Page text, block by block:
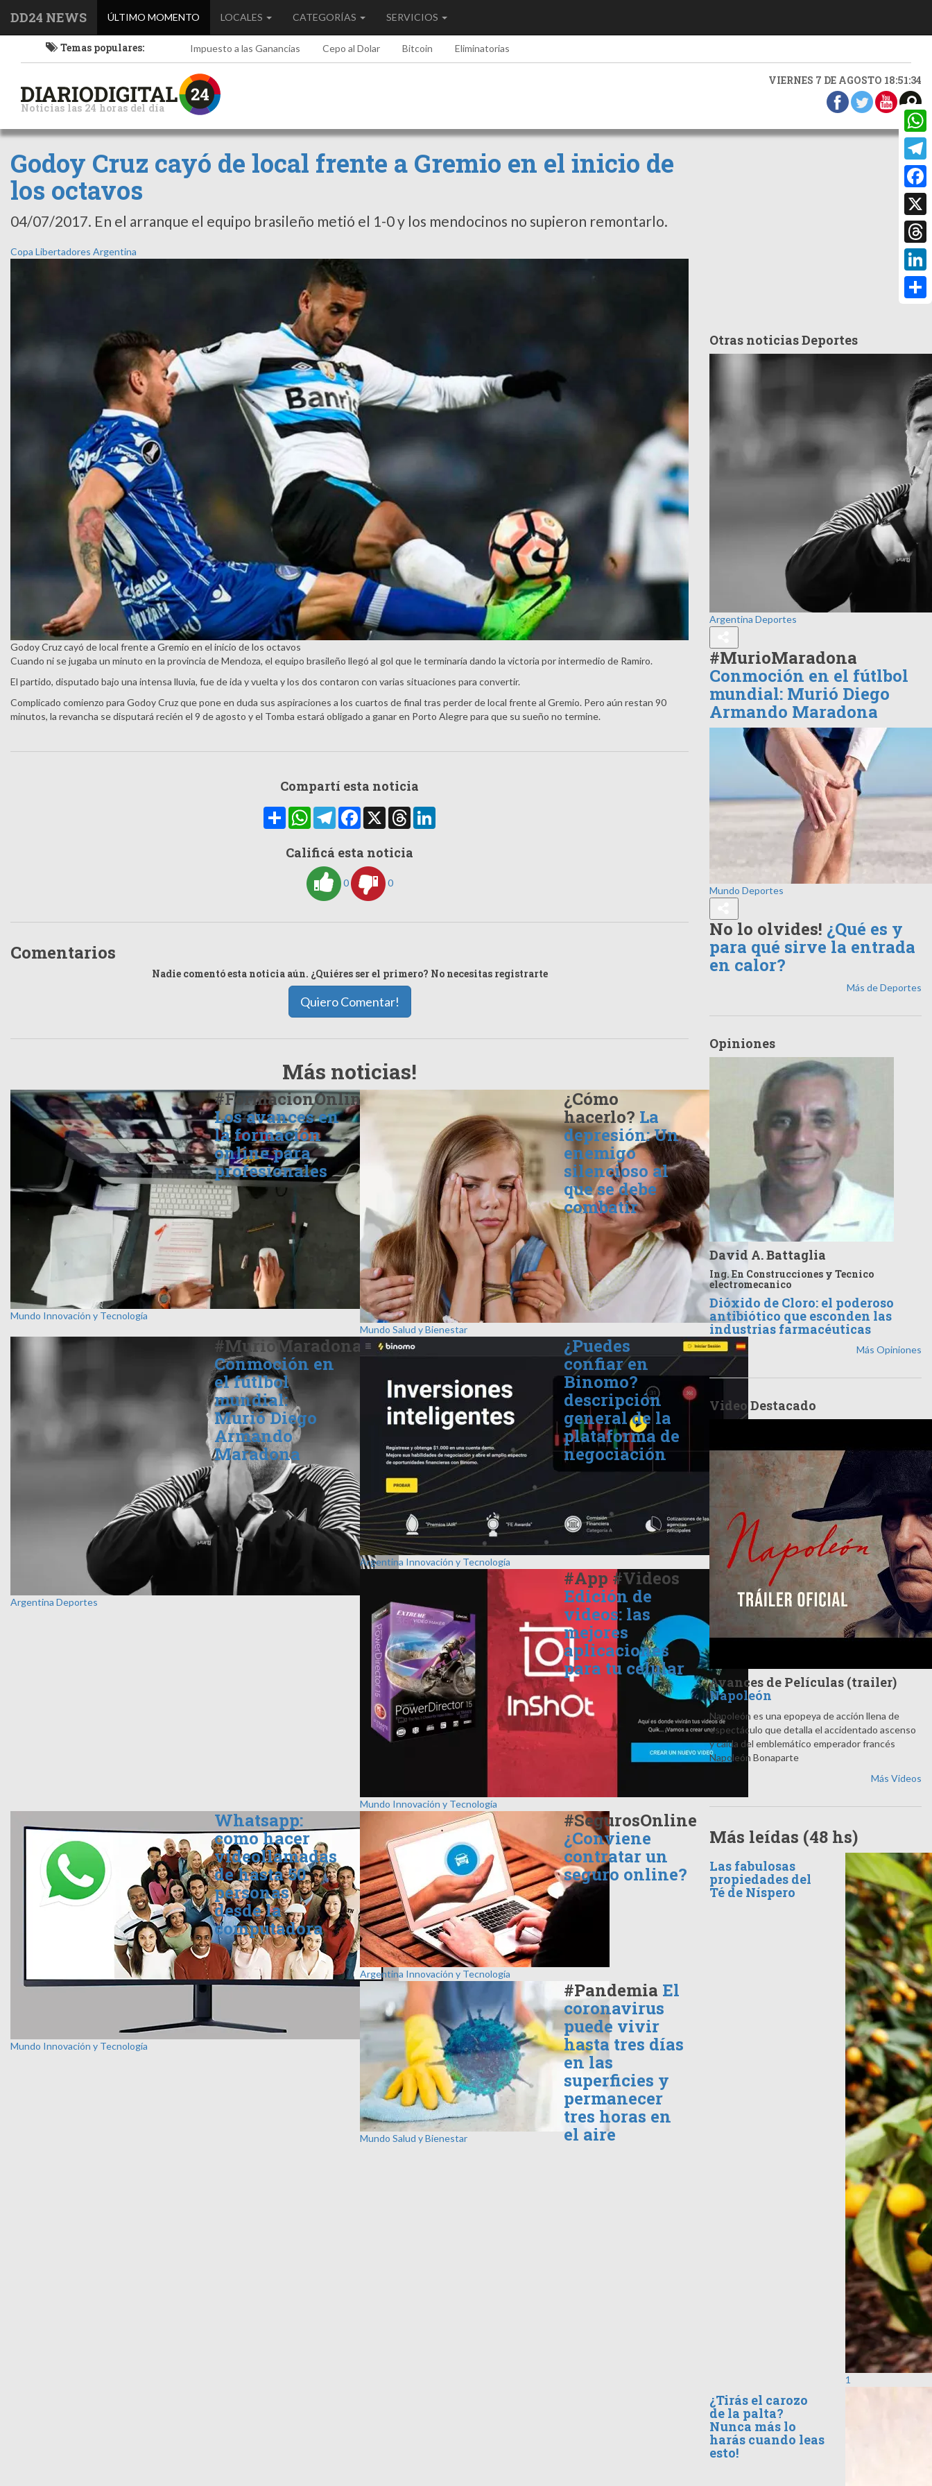
DD24 NEWS ÚLTIMO MOMENTO (current)LOCALES CATEGORÍAS SERVICIOS
Temas populares: Impuesto a las Ganancias Cepo al Dolar Bitcoin Eliminatorias
Noticias las 24 horas del día
VIERNES 7 DE AGOSTO 18:51:36
Godoy Cruz cayó de local frente a Gremio en el inicio de
los octavos
04/07/2017. En el arranque el equipo brasileño metió el 1-0 y los mendocinos no supieron remontarlo.
Copa Libertadores Argentina
Godoy Cruz cayó de local frente a Gremio en el inicio de los octavos
Cuando ni se jugaba un minuto en la provincia de Mendoza, el equipo brasileño llegó al gol que le terminaría dando la victoria por intermedio de Ramiro.
El partido, disputado bajo una intensa lluvia, fue de ida y vuelta y los dos contaron con varias situaciones para convertir.
Complicado comienzo para Godoy Cruz que pone en duda sus aspiraciones a los cuartos de final tras perder de local frente al Gremio. Pero aún restan 90
minutos, la revancha se disputará recién el 9 de agosto y el Tomba estará obligado a ganar en Porto Alegre para que su sueño no termine.
Compartí esta noticia
CompartirWhatsAppTelegramFacebook
X Threads
Calificá esta noticia
0 0
Comentarios
Nadie comentó esta noticia aún. ¿Quiéres ser el primero? No necesitas registrarte
Quiero Comentar!
Más noticias!
Mundo Innovación y Tecnología
#FormacionOnline
Los avances en
la formación
online para
profesionales
Mundo Salud y Bienestar
¿Cómo
hacerlo? La
depresión: Un
enemigo
silencioso al
que se debe
combatir
Argentina Deportes
#MurioMaradona
Conmoción en
el fútlbol
mundial:
Murió Diego
Armando
Maradona
Argentina Innovación y Tecnología
¿Puedes
confiar en
Binomo?
descripción
general de la
plataforma de
negociación
Mundo Innovación y Tecnología
#App #Videos
Edición de
videos: las
mejores
aplicaciones
para tu celular
Mundo Innovación y Tecnología
Whatsapp:
como hacer
videollamadas
de hasta 50
personas
desde la
computadora
Argentina Innovación y Tecnología
#SegurosOnline
¿Conviene
contratar un
seguro online?
Mundo Salud y Bienestar
#Pandemia El
coronavirus
puede vivir
hasta tres días
en las
superficies y
permanecer
tres horas en
el aire
Otras noticias Deportes
Argentina Deportes
#MurioMaradona
Conmoción en el fútlbol
mundial: Murió Diego
Armando Maradona
Mundo Deportes
No lo olvides! ¿Qué es y
para qué sirve la entrada
en calor?
Más de Deportes
Opiniones
David A. Battaglia
Ing. En Construcciones y Tecnico
electromecanico
Dióxido de Cloro: el poderoso
antibiótico que esconden las
industrias farmacéuticas
Más Opiniones
Video Destacado
Avances de Películas (trailer)
Napoleón
Napoleón es una epopeya de acción llena de
espectáculo que detalla el accidentado ascenso
y caída del emblemático emperador francés
Napoleón Bonaparte
Más Videos
Más leídas (48 hs)
Las fabulosas
propiedades del
Té de Níspero
1
¿Tirás el carozo
de la palta?
Nunca más lo
harás cuando leas
esto!
X